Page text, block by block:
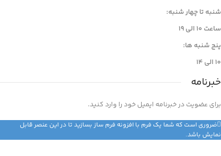
شنبه تا چهار شنبه:
ساعت ۱۰ الی 19
پنج شنبه ها:
۱۰ الی 14
خبرنامه
برای عضویت در خبرنامه ایمیل خود را وارد کنید.
ضروری است که شما یک فرم با افزونه فرم ساز بسازید تا در این عنصر قابل
نمایش باشد.